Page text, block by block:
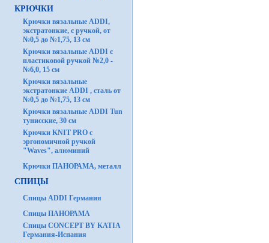
КРЮЧКИ
Крючки вязальные ADDI,
экстратонкие, с ручкой, от
№0,5 до №1,75, 13 см
Крючки вязальные ADDI с
пластиковой ручкой №2,0 -
№6,0, 15 см
Крючки вязальные
экстратонкие ADDI , сталь от
№0,5 до №1,75, 13 см
Крючки вязальные ADDI Tun
тунисские, 30 см
Крючки KNIT PRO с
эргономичной ручкой
"Waves", алюминий
Крючки ПАНОРАМА, металл
СПИЦЫ
Спицы ADDI Германия
Спицы ПАНОРАМА
Спицы CONCEPT BY KATIA
Германия-Испания